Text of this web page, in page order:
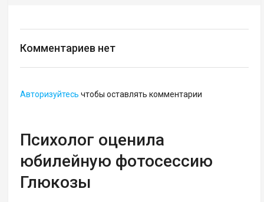
Комментариев нет
Авторизуйтесь чтобы оставлять комментарии
Психолог оценила
юбилейную фотосессию
Глюкозы